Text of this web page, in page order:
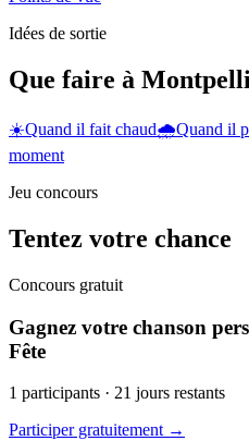
Idées de sortie
Que faire à
☀️Quand il fait chaud🌧️Quand il
moment
Jeu concours
Tentez votre chance
Concours gratuit
Gagnez votre chanson
Fête
1 participants · 21 jours restants
Participer gratuitement →